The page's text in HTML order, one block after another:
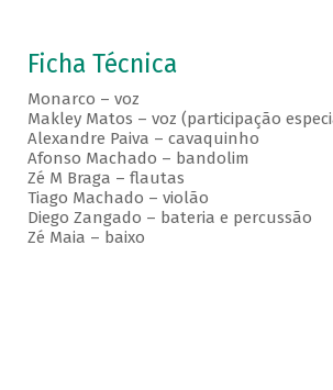
Ficha Técnica
Monarco – voz
Makley Matos – voz (participação
Alexandre Paiva – cavaquinho
Afonso Machado – bandolim
Zé M Braga – flautas
Tiago Machado – violão
Diego Zangado – bateria e percussão
Zé Maia – baixo